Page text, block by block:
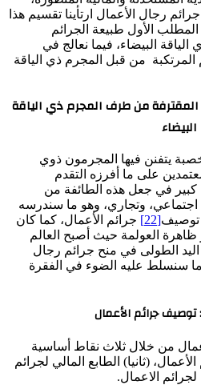
رجال الأعمال ارتأينا تقسيم هذا
الأول طبيعة الجرائم
البيضاء، فيما نعالج في
المرتكبة من قبل المجرم ذي الياقة
المقترفة من طرف المجرم ذي الياقة
البيضاء
يتفنن فيها المجرمون ذوي
على ما أفرزه التقدم
كبير في جعل هذه الطائفة من
اجتماعي، وتجاري، وهو ما سندرسه
توصيف[22]
جرائم الأعمال، كما كان
ظاهرة العولمة حيث أصبح العالم
الطولى في منح جرائم رجال
سنسلط عليه الضوء في الفقرة
توصيف جرائم الأعمال
من خلال ثلاث نقاط أساسية
(ثانيا) الطابع المالي لجرائم
لجرائم الاعمال.